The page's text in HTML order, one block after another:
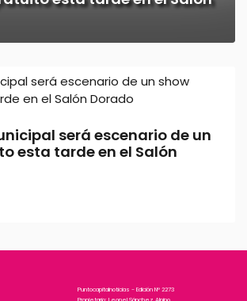
será escenario de un
esta tarde en el Salón
Puntocapitalnoticias - Edición N° 2273